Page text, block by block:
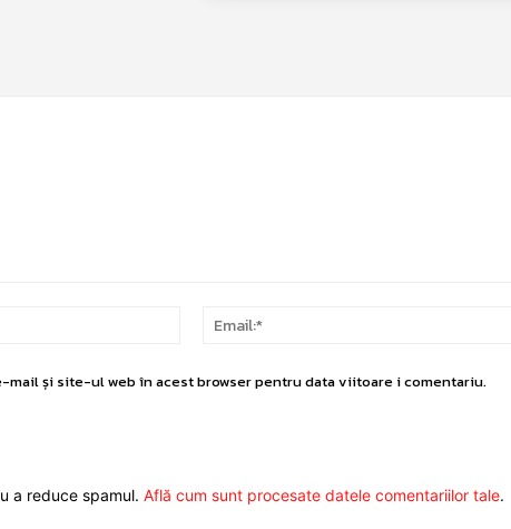
Nume:*
mail și site-ul web în acest browser pentru data viitoare i comentariu.
a reduce spamul. Află cum sunt procesate datele comentariilor tale.